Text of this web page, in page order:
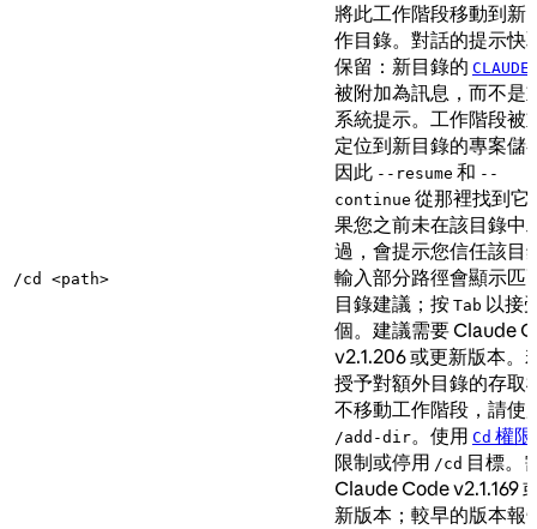
/cd <path>
將此工作階段移動到新
作目錄。對話的提示快
保留：新目錄的
被附加為訊息，而不是
系統提示。工作階段被
定位到新目錄的專案儲
因此 --resume 和 --
continue 從那裡找到它
果您之前未在該目錄中
過，會提示您信任該目
輸入部分路徑會顯示匹
目錄建議；按 Tab 以接
個。建議需要 Claude
v2.1.206 或更新版本。
授予對額外目錄的存取
不移動工作階段，請使
/add-dir。使用 Cd 權
限制或停用 /cd 目標。
Claude Code v2.1.169
新版本；較早的版本報